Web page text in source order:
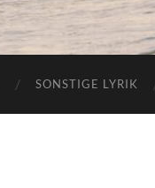
SONSTIGE LYRIK